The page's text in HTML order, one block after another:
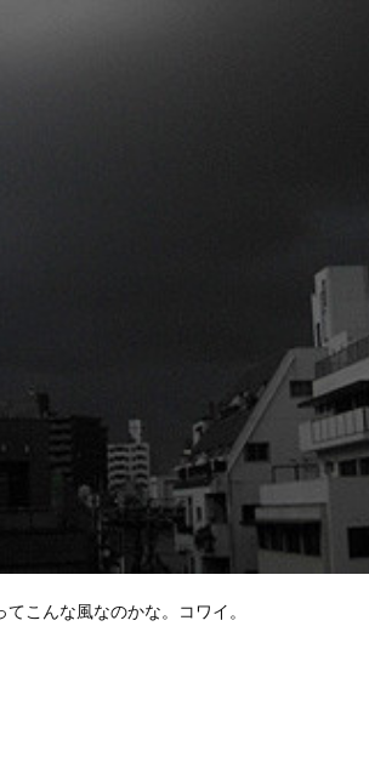
こんな風なのかな。コワイ。